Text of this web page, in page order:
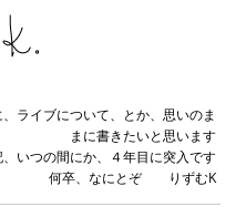
ライブについて、とか、思いのま
まに書きたいと思います
いつの間にか、４年目に突入です
何卒、なにとぞ りずむK